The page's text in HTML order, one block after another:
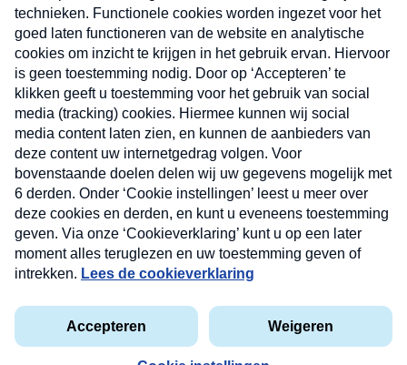
Verzend
Privacyverklaring
Cookieverklaring
Kwetsbaarheid melden
Copyright © 2026 MAX Vandaag - Omroep MAX
Nieuwsbrief
Neem hier een gratis abonnement op onze
nieuwsbrief. Elke vrijdag- en dinsdagochtend in uw